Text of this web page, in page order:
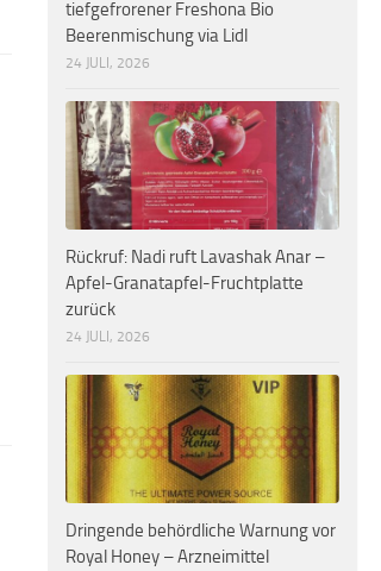
tiefgefrorener Freshona Bio
Beerenmischung via Lidl
24 JULI, 2026
Rückruf: Nadi ruft Lavashak Anar –
Apfel-Granatapfel-Fruchtplatte
zurück
24 JULI, 2026
Dringende behördliche Warnung vor
Royal Honey – Arzneimittel